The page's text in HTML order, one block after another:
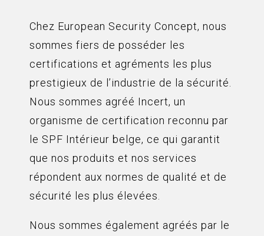
Chez European Security Concept, nous
sommes fiers de posséder les
certifications et agréments les plus
prestigieux de l’industrie de la sécurité.
Nous sommes agréé Incert, un
organisme de certification reconnu par
le SPF Intérieur belge, ce qui garantit
que nos produits et nos services
répondent aux normes de qualité et de
sécurité les plus élevées.
Nous sommes également agréés par le